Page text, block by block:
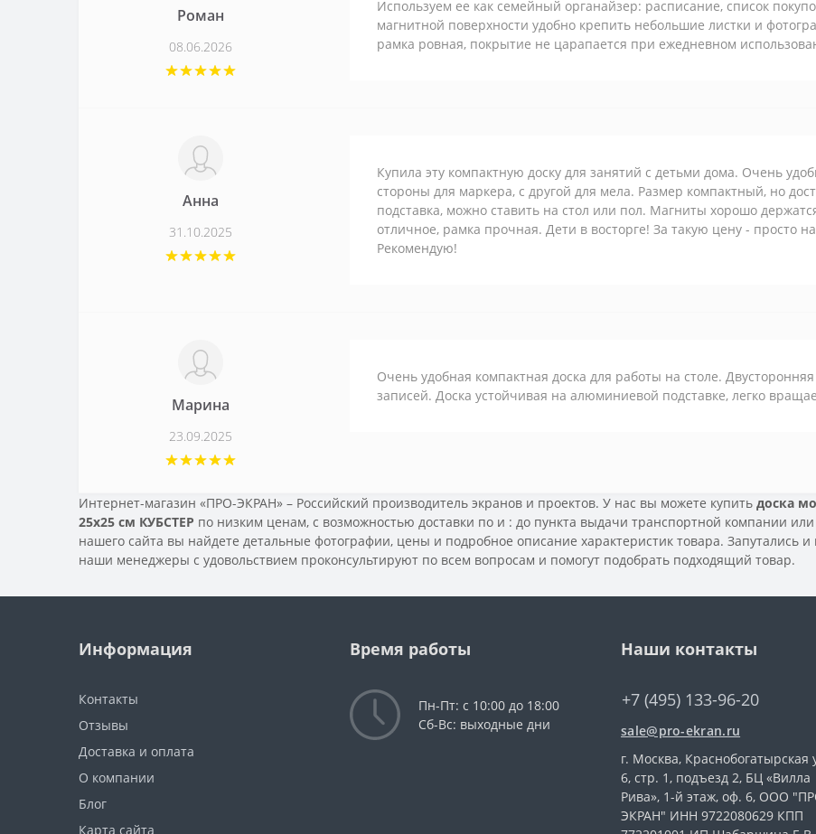
Роман
08.06.2026
Используем ее как семейный органайзер: расписание, список
магнитной поверхности удобно крепить небольшие листки и
рамка ровная, покрытие не царапается при ежедневном
Анна
31.10.2025
Купила эту компактную доску для занятий с детьми дома. Очень
стороны для маркера, с другой для мела. Размер компактный, но
подставка, можно ставить на стол или пол. Магниты хорошо
отличное, рамка прочная. Дети в восторге! За такую цену - просто
Рекомендую!
Марина
23.09.2025
Очень удобная компактная доска для работы на столе.
записей. Доска устойчивая на алюминиевой подставке, легко
Интернет-магазин «ПРО-ЭКРАН» – Российский производитель экранов и проектов. У нас вы можете купить доска
25х25 см КУБСТЕР по низким ценам, с возможностью доставки по и : до пункта выдачи транспортной компании
нашего сайта вы найдете детальные фотографии, цены и подробное описание характеристик товара. Запутались
наши менеджеры с удовольствием проконсультируют по всем вопросам и помогут подобрать подходящий товар.
Информация
Контакты
Отзывы
Доставка и оплата
О компании
Блог
Карта сайта
Время работы
Пн-Пт: с 10:00 до 18:00
Сб-Вс: выходные дни
Наши контакты
+7 (495) 133-96-20
sale@pro-ekran.ru
г. Москва, Краснобогатырская
6, стр. 1, подъезд 2, БЦ «Вилла
Рива», 1-й этаж, оф. 6, ООО
ЭКРАН" ИНН 9722080629 КПП